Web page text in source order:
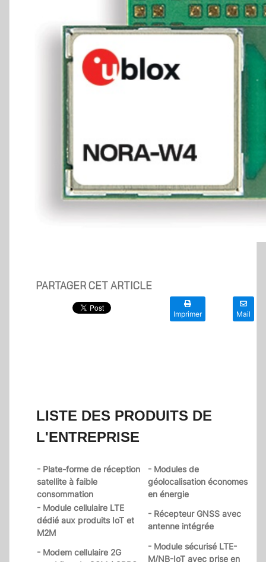
PARTAGER CET ARTICLE
Imprimer Mail
LISTE DES PRODUITS DE
L'ENTREPRISE
- Plate-forme de réception
satellite à faible
consommation
- Modules de
géolocalisation économes
en énergie
- Module cellulaire LTE
dédié aux produits IoT et
M2M
- Récepteur GNSS avec
antenne intégrée
- Modem cellulaire 2G
- Module sécurisé LTE-
M/NB-IoT avec prise en